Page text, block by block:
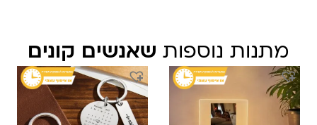
מתנות נוספות שאנשים קונים
המחיר
המקורי
היה:
₪ 209.
המחיר
הנוכחי
הוא:
₪ 149.90.